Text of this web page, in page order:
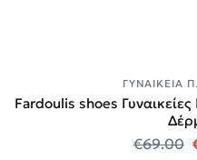
ΓΥΝΑΙΚΕΊΑ
Fardoulis shoes
€69.00